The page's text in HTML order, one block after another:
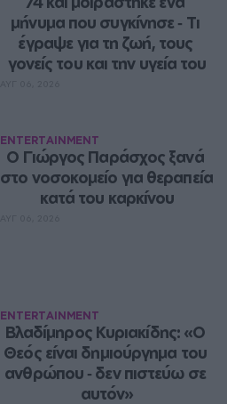
μήνυμα που συγκίνησε ‑ Τι
έγραψε για τη ζωή, τους
γονείς του και την υγεία του
ENTERTAINMENT
O Γιώργος Παράσχος ξανά
στο νοσοκομείο για θεραπεία
κατά του καρκίνου
ENTERTAINMENT
Βλαδίμηρος Κυριακίδης: «Ο
Θεός είναι δημιούργημα του
ανθρώπου ‑ δεν πιστεύω σε
αυτόν»